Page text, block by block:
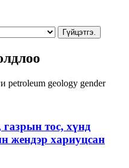
Гүйцэтгэ.
petroleum geology gender
тос, хүнд
жендэр хариуцсан